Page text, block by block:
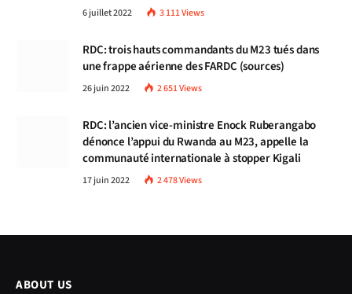
6 juillet 2022 3 111Views
RDC: trois hauts commandants du M23 tués dans
une frappe aérienne des FARDC (sources)
26 juin 2022 2 651Views
RDC: l’ancien vice-ministre Enock Ruberangabo
dénonce l’appui du Rwanda au M23, appelle la
communauté internationale à stopper Kigali
17 juin 2022 2 478Views
ABOUT US